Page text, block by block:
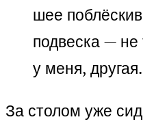
шее
подвеска — не
у меня,
За столом уже